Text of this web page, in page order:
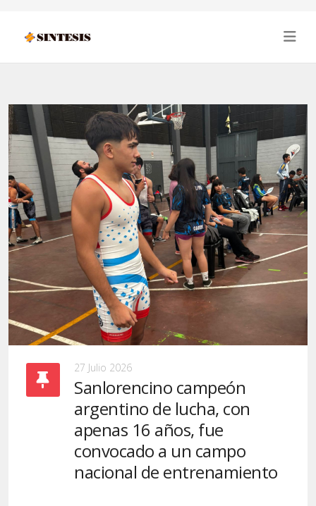
27 Julio 2026
Sanlorencino campeón
argentino de lucha, con
apenas 16 años, fue
convocado a un campo
nacional de entrenamiento